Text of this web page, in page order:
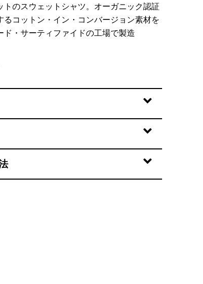
トのスウェットシャツ。オーガニック認証
るコットン・イン・コンバージョン素材を
ド・サーティファイドの工場で製造